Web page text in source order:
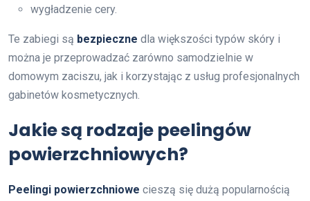
wygładzenie cery.
Te zabiegi są bezpieczne dla większości typów skóry i
można je przeprowadzać zarówno samodzielnie w
domowym zaciszu, jak i korzystając z usług profesjonalnych
gabinetów kosmetycznych.
Jakie są rodzaje peelingów
powierzchniowych?
Peelingi powierzchniowe cieszą się dużą popularnością